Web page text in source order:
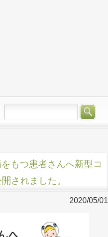
もつ患者さんへ新型コ
されました。
2020/05/01